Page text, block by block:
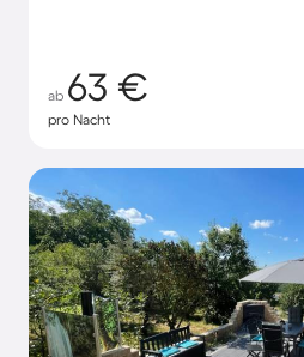
ab 63 €
pro Nacht